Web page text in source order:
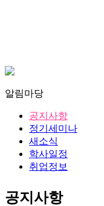
알림마당
공지사항
정기세미나
새소식
학사일정
취업정보
공지사항